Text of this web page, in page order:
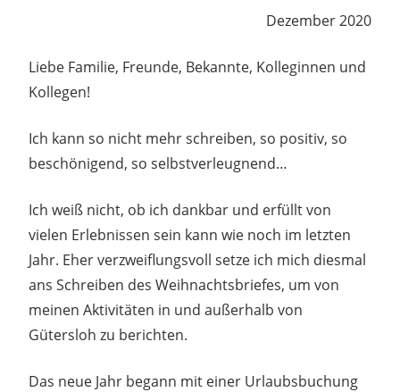
Dezember 2020
Liebe Familie, Freunde, Bekannte, Kolleginnen und
Kollegen!
Ich kann so nicht mehr schreiben, so positiv, so
beschönigend, so selbstverleugnend…
Ich weiß nicht, ob ich dankbar und erfüllt von
vielen Erlebnissen sein kann wie noch im letzten
Jahr. Eher verzweiflungsvoll setze ich mich diesmal
ans Schreiben des Weihnachtsbriefes, um von
meinen Aktivitäten in und außerhalb von
Gütersloh zu berichten.
Das neue Jahr begann mit einer Urlaubsbuchung